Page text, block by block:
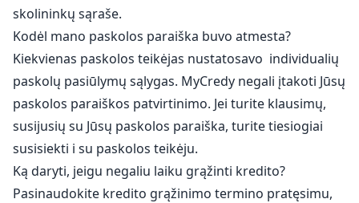
skolininkų sąraše.
Kodėl mano paskolos paraiška buvo atmesta?
Kiekvienas paskolos teikėjas nustatosavo individualių
paskolų pasiūlymų sąlygas. MyCredy negali įtakoti Jūsų
paskolos paraiškos patvirtinimo. Jei turite klausimų,
susijusių su Jūsų paskolos paraiška, turite tiesiogiai
susisiekti i su paskolos teikėju.
Ką daryti, jeigu negaliu laiku grąžinti kredito?
Pasinaudokite kredito grąžinimo termino pratęsimu,